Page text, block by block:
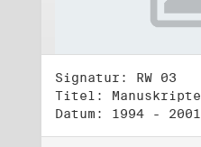
Signatur: RW 03
Datum: 1994 - 2001